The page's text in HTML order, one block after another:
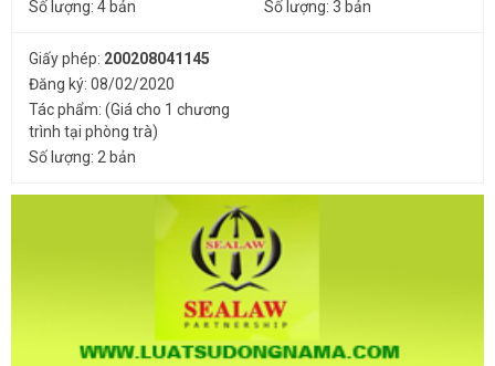
Số lượng: 4 bản Số lượng: 3 bản
Giấy phép: 200208041145
Đăng ký: 08/02/2020
Tác phẩm: (Giá cho 1 chương
trình tại phòng trà)
Số lượng: 2 bản